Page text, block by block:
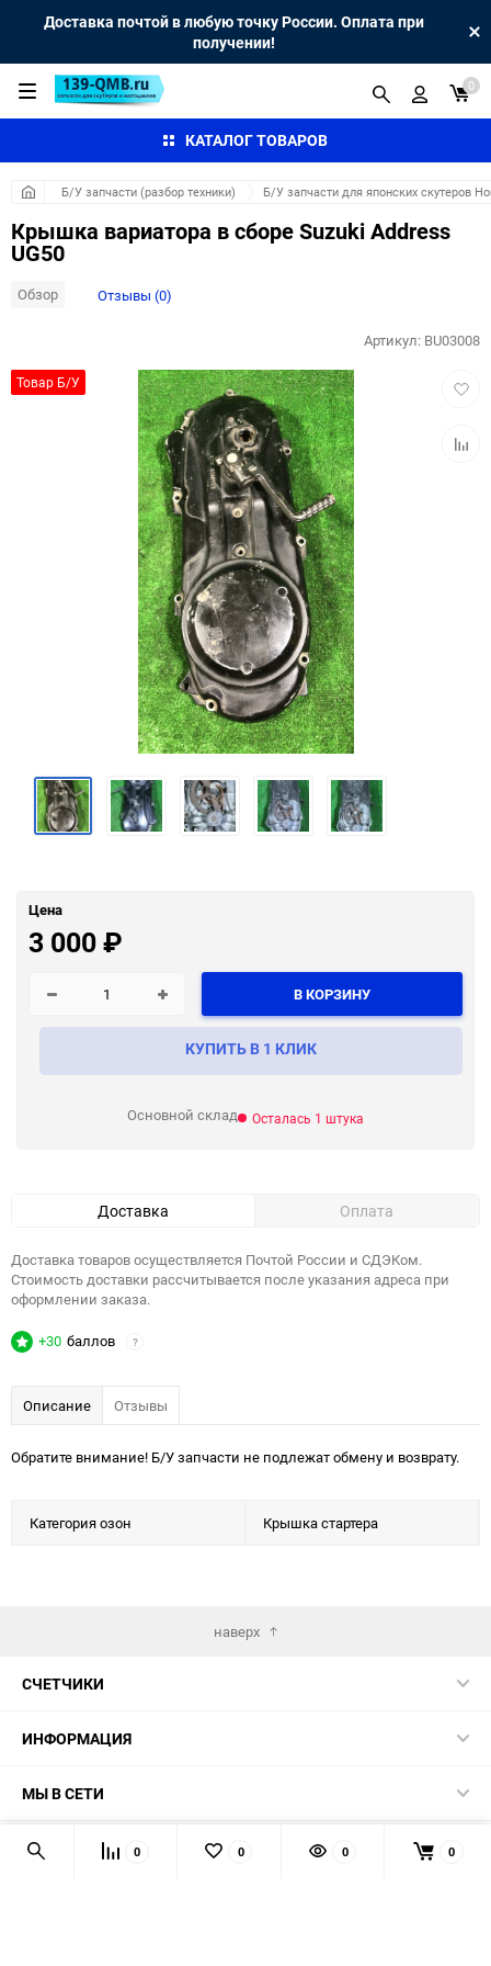
Доставка почтой в любую точку России. Оплата при
получении!
КАТАЛОГ ТОВАРОВ
0
Б/У запчасти (разбор техники) Б/У запчасти для японских скутеров
Крышка вариатора в сборе Suzuki Address
UG50
Обзор Отзывы (0)
Товар Б/У
Артикул: BU03008
Цена
3 000₽
В КОРЗИНУ
КУПИТЬ В 1 КЛИК
Основной склад Осталась 1 штука
Доставка Оплата
Доставка товаров осуществляется Почтой России и СДЭКом.
Стоимость доставки рассчитывается после указания адреса при
оформлении заказа.
+30 баллов ?
Описание Отзывы
Обратите внимание! Б/У запчасти не подлежат обмену и возврату.
Категория озон Крышка стартера
наверх
СЧЕТЧИКИ
ИНФОРМАЦИЯ
МЫ В СЕТИ
КОНТАКТЫ 0 0 0 0